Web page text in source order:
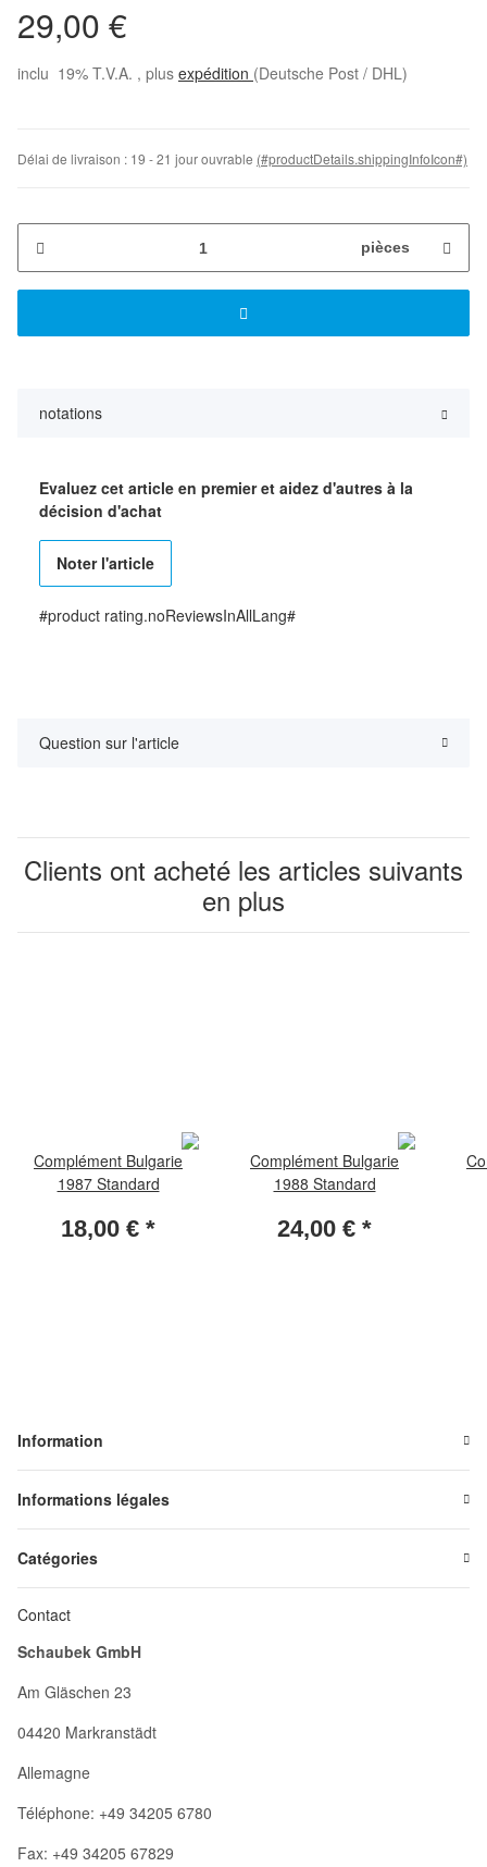
29,00 €
inclu 19% T.V.A. , plus expédition (Deutsche Post / DHL)
Délai de livraison : 19 - 21 jour ouvrable (#productDetails.shippingInfoIcon#)
pièces
notations
Evaluez cet article en premier et aidez d'autres à la
décision d'achat
Noter l'article
#product rating.noReviewsInAllLang#
Question sur l'article
Clients ont acheté les articles suivants
en plus
Complément Bulgarie
1987 Standard
18,00 € *
Complément Bulgarie
1988 Standard
24,00 € *
Information
Informations légales
Catégories
Contact
Schaubek GmbH
Am Gläschen 23
04420 Markranstädt
Allemagne
Téléphone: +49 34205 6780
Fax: +49 34205 67829